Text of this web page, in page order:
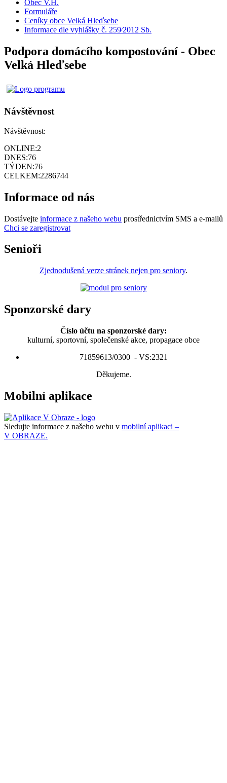
Obec V.H.
Formuláře
Ceníky obce Velká Hleďsebe
Informace dle vyhlášky č. 259⁄2012 Sb.
Podpora domácího kompostování - Obec
Velká Hleďsebe
Návštěvnost
Návštěvnost:
ONLINE:2
DNES:76
TÝDEN:76
CELKEM:2286744
Informace od nás
Dostávejte informace z našeho webu prostřednictvím SMS a e-mailů
Chci se zaregistrovat
Senioři
Zjednodušená verze stránek nejen pro seniory.
Sponzorské dary
Číslo účtu na sponzorské dary:
kulturní, sportovní, společenské akce, propagace obce
71859613/0300 - VS:2321
Děkujeme.
Mobilní aplikace
Sledujte informace z našeho webu v mobilní aplikaci –
V OBRAZE.